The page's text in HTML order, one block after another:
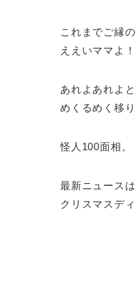
これまでご縁
ええいママよ
あれよあれよ
めくるめく移
怪人100面相。
最新ニュースは
クリスマスデ